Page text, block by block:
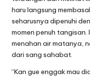
haru langsung
seharusnya dipenuhi
momen penuh tangisan.
menahan air matanya,
dari sang sahabat.
“Kan gue enggak mau